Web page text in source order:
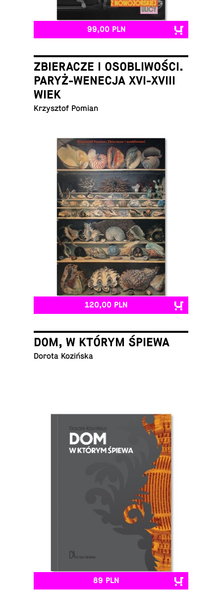
99,00 PLN
ZBIERACZE I OSOBLIWOŚCI.
PARYŻ-WENECJA XVI-XVIII
WIEK
Krzysz­tof Pomian
120,00 PLN
DOM, W KTÓRYM ŚPIEWA
Dorota Kozińska
89 PLN